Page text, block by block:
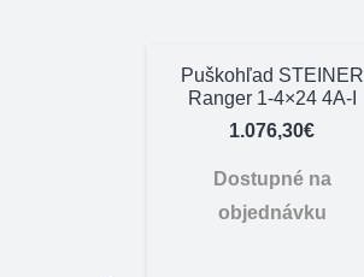
Puškohľad STEINER
Ranger 1-4×24 4A-I
1.076,30€
Dostupné na
objednávku